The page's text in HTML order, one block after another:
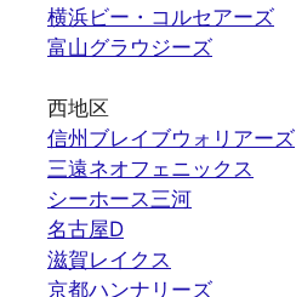
横浜ビー・コルセアーズ
富山グラウジーズ
西地区
信州ブレイブウォリアーズ
三遠ネオフェニックス
シーホース三河
名古屋D
滋賀レイクス
京都ハンナリーズ